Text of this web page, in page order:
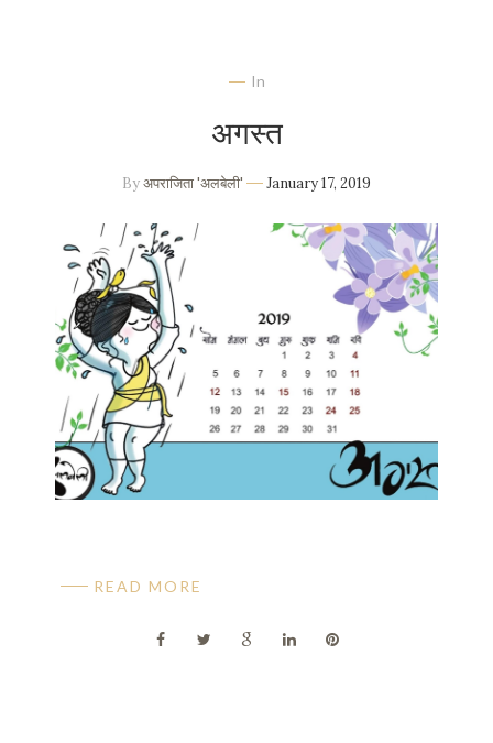
In
अगस्त
Byअपराजिता 'अलबेली' January 17, 2019
READ MORE